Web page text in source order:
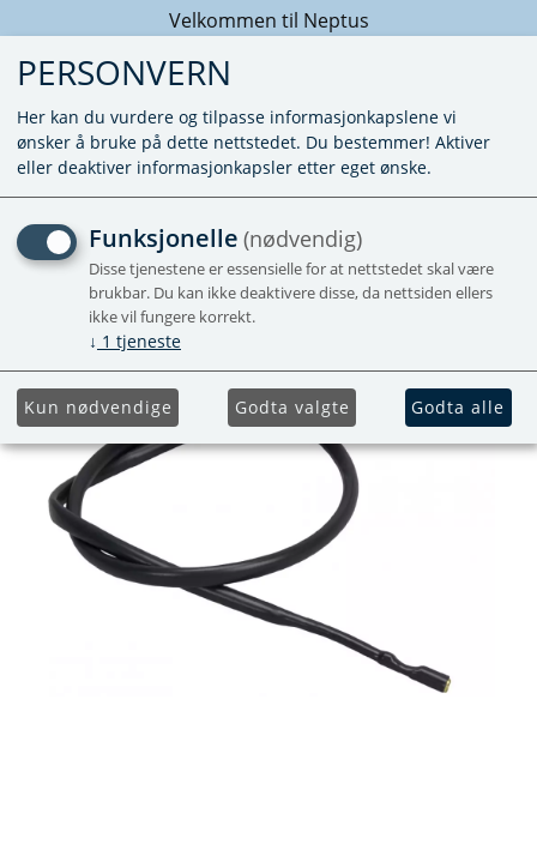
Velkommen til Neptus
TENNKABEL 44 CM
Forhåndsbestill
PERSONVERN
Her kan du vurdere og tilpasse informasjonkapslene vi
ønsker å bruke på dette nettstedet. Du bestemmer! Aktiver
eller deaktiver informasjonkapsler etter eget ønske.
Funksjonelle (nødvendig)
Disse tjenestene er essensielle for at nettstedet skal være
brukbar. Du kan ikke deaktivere disse, da nettsiden ellers
ikke vil fungere korrekt.
↓ 1 tjeneste
Kun nødvendige Godta valgte Godta alle